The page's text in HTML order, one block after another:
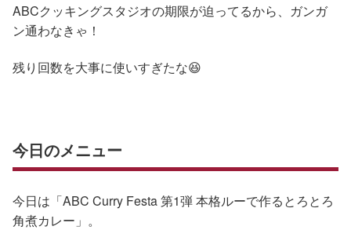
ABCクッキングスタジオの期限が迫ってるから、ガンガ
ン通わなきゃ！
残り回数を大事に使いすぎたな😆
今日のメニュー
今日は「ABC Curry Festa 第1弾 本格ルーで作るとろとろ
角煮カレー」。